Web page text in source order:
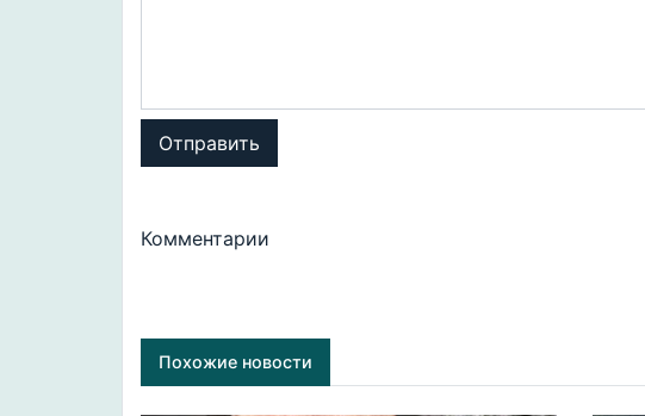
Отправить
Комментарии
Похожие новости